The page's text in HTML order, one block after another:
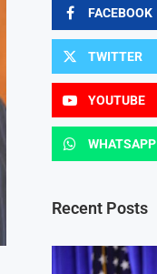
FACEBOOK
TWITTER
YOUTUBE
WHATSAPP
Recent Posts